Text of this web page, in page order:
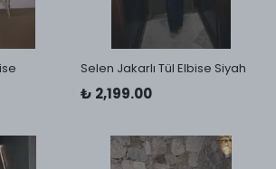
Selen Jakarlı Tül Elbise Siyah
₺ 2,199.00